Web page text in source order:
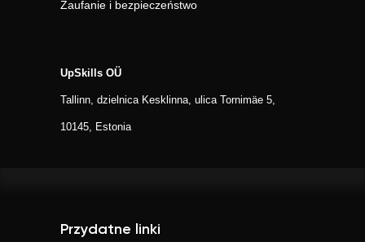
Zaufanie i bezpieczeństwo
UpSkills OÜ
Tallinn, dzielnica Kesklinna, ulica Tornimäe 5,
10145, Estonia
Przydatne linki